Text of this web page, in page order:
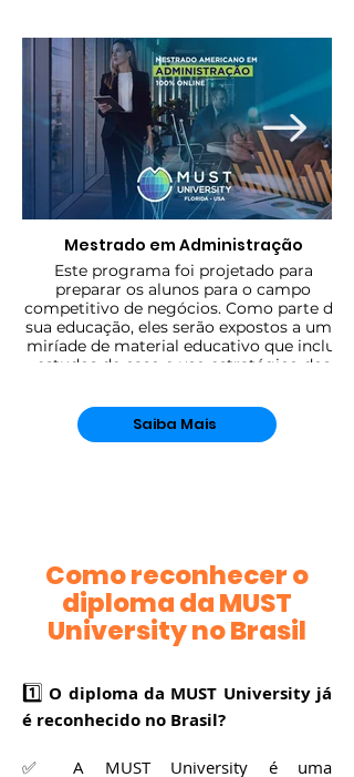
Mestrado em Administração
Este programa foi projetado para
preparar os alunos para o campo
competitivo de negócios. Como parte de
sua educação, eles serão expostos a uma
miríade de material educativo que inclui
estudos de caso e uso estratégico dos
culmina em um estudo de pesquisa que
possibilita o transporte e a reflexão do
conhecimento intrínseco crucial para o
Saiba Mais
Como reconhecer o
diploma da MUST
University no Brasil
1️⃣ O diploma da MUST University já
é reconhecido no Brasil?
✅ A MUST University é uma